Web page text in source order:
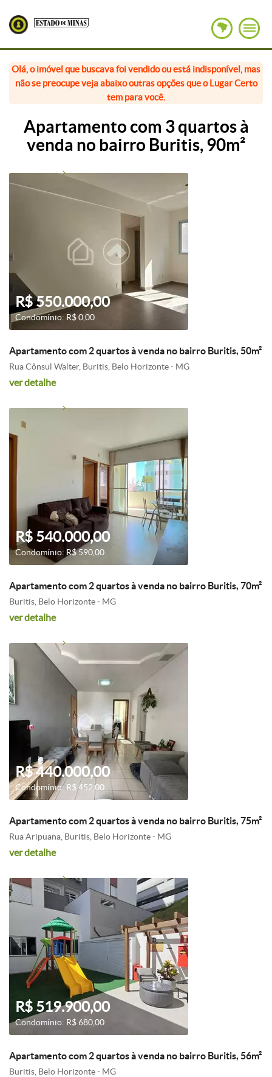
Olá, o imóvel que buscava foi vendido ou está indisponível, mas
não se preocupe veja abaixo outras opções que o Lugar Certo
tem para você.
Apartamento com 3 quartos à
venda no bairro Buritis, 90m²
R$ 550.000,00
Condomínio: R$ 0,00
Apartamento com 2 quartos à venda no bairro Buritis, 50m²
Rua Cônsul Walter, Buritis, Belo Horizonte - MG
ver detalhe
R$ 540.000,00
Condomínio: R$ 590,00
Apartamento com 2 quartos à venda no bairro Buritis, 70m²
Buritis, Belo Horizonte - MG
ver detalhe
R$ 440.000,00
Condomínio: R$ 452,00
Apartamento com 2 quartos à venda no bairro Buritis, 75m²
Rua Aripuana, Buritis, Belo Horizonte - MG
ver detalhe
R$ 519.900,00
Condomínio: R$ 680,00
Apartamento com 2 quartos à venda no bairro Buritis, 56m²
Buritis, Belo Horizonte - MG